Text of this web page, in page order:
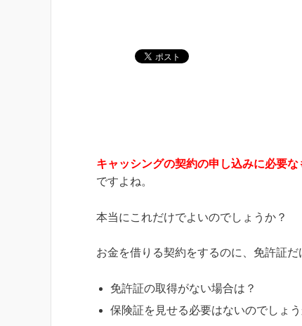
キャッシングの契約の申し込みに必要
ですよね。
本当にこれだけでよいのでしょうか？
お金を借りる契約をするのに、免許証
免許証の取得がない場合は？
保険証を見せる必要はないのでしょう